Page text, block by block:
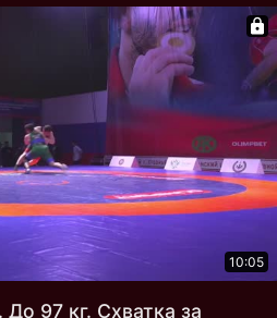
10:05
97 кг. Схватка за